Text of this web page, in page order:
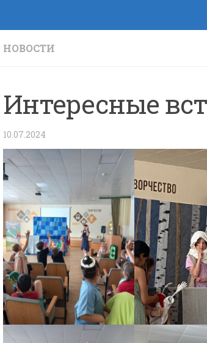
НОВОСТИ
Интересные
10.07.2024